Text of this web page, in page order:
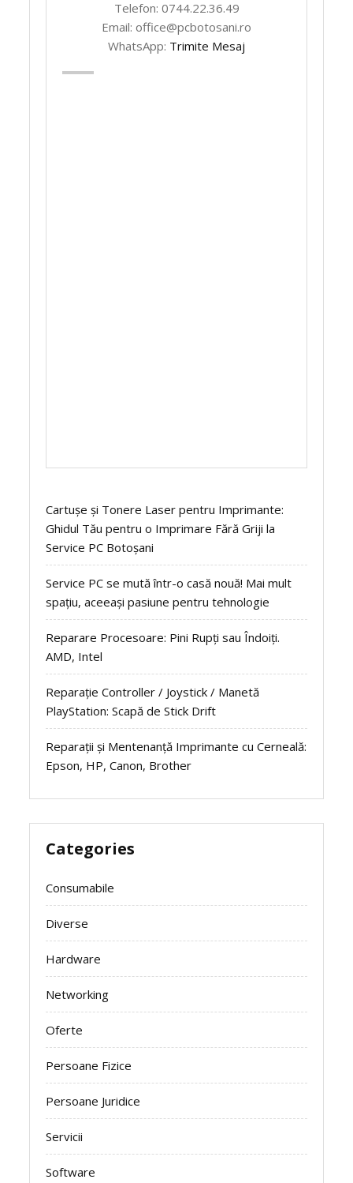
Telefon: 0744.22.36.49
Email: office@pcbotosani.ro
WhatsApp: Trimite Mesaj
Cartușe și Tonere Laser pentru Imprimante:
Ghidul Tău pentru o Imprimare Fără Griji la
Service PC Botoșani
Service PC se mută într-o casă nouă! Mai mult
spațiu, aceeași pasiune pentru tehnologie
Reparare Procesoare: Pini Rupți sau Îndoiți.
AMD, Intel
Reparație Controller / Joystick / Manetă
PlayStation: Scapă de Stick Drift
Reparații și Mentenanță Imprimante cu Cerneală:
Epson, HP, Canon, Brother
Categories
Consumabile
Diverse
Hardware
Networking
Oferte
Persoane Fizice
Persoane Juridice
Servicii
Software